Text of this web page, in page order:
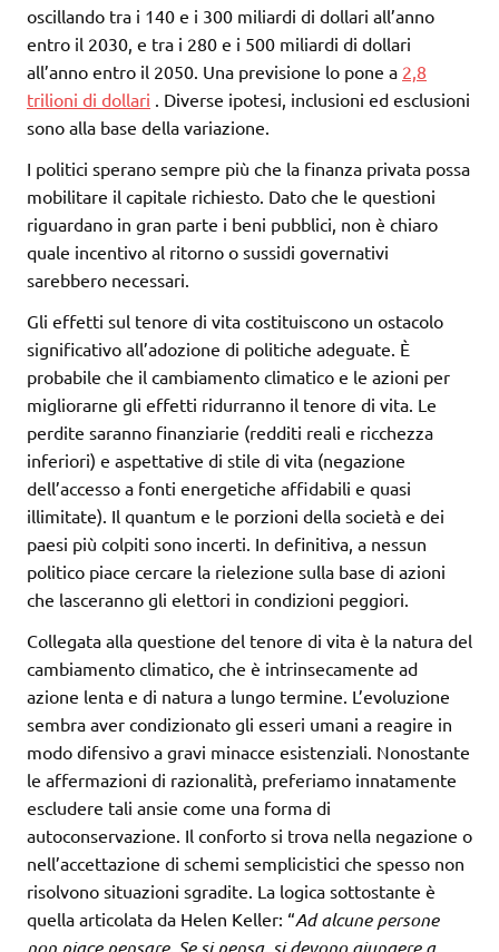
oscillando tra i 140 e i 300 miliardi di dollari all’anno
entro il 2030, e tra i 280 e i 500 miliardi di dollari
all’anno entro il 2050. Una previsione lo pone a 2,8
trilioni di dollari . Diverse ipotesi, inclusioni ed esclusioni
sono alla base della variazione.
I politici sperano sempre più che la finanza privata possa
mobilitare il capitale richiesto. Dato che le questioni
riguardano in gran parte i beni pubblici, non è chiaro
quale incentivo al ritorno o sussidi governativi
sarebbero necessari.
Gli effetti sul tenore di vita costituiscono un ostacolo
significativo all’adozione di politiche adeguate. È
probabile che il cambiamento climatico e le azioni per
migliorarne gli effetti ridurranno il tenore di vita. Le
perdite saranno finanziarie (redditi reali e ricchezza
inferiori) e aspettative di stile di vita (negazione
dell’accesso a fonti energetiche affidabili e quasi
illimitate). Il quantum e le porzioni della società e dei
paesi più colpiti sono incerti. In definitiva, a nessun
politico piace cercare la rielezione sulla base di azioni
che lasceranno gli elettori in condizioni peggiori.
Collegata alla questione del tenore di vita è la natura del
cambiamento climatico, che è intrinsecamente ad
azione lenta e di natura a lungo termine. L’evoluzione
sembra aver condizionato gli esseri umani a reagire in
modo difensivo a gravi minacce esistenziali. Nonostante
le affermazioni di razionalità, preferiamo innatamente
escludere tali ansie come una forma di
autoconservazione. Il conforto si trova nella negazione o
nell’accettazione di schemi semplicistici che spesso non
risolvono situazioni sgradite. La logica sottostante è
quella articolata da Helen Keller: “Ad alcune persone
non piace pensare. Se si pensa, si devono giungere a